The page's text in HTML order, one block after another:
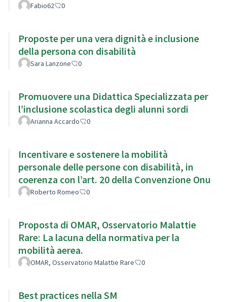
Fabio62 0
Proposte per una vera dignità e inclusione
della persona con disabilità
Sara Lanzone 0
Promuovere una Didattica Specializzata per
l’inclusione scolastica degli alunni sordi
Arianna Accardo 0
Incentivare e sostenere la mobilità
personale delle persone con disabilità, in
coerenza con l’art. 20 della Convenzione Onu
Roberto Romeo 0
Proposta di OMAR, Osservatorio Malattie
Rare: La lacuna della normativa per la
mobilità aerea.
OMAR, Osservatorio Malattie Rare 0
Best practices nella SM